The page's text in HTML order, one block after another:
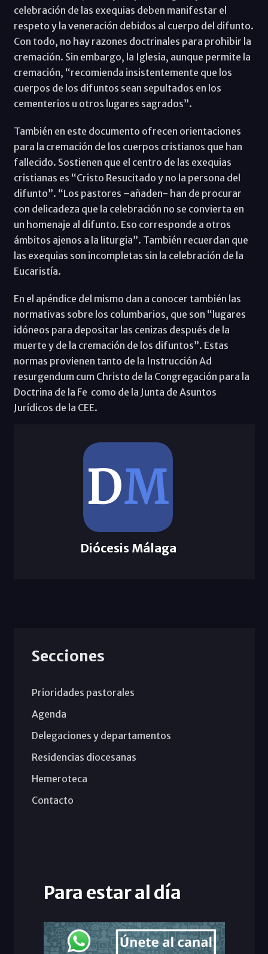
celebración de las exequias deben manifestar el
respeto y la veneración debidos al cuerpo del difunto.
Con todo, no hay razones doctrinales para prohibir la
cremación. Sin embargo, la Iglesia, aunque permite la
cremación, “recomienda insistentemente que los
cuerpos de los difuntos sean sepultados en los
cementerios u otros lugares sagrados”.
También en este documento ofrecen orientaciones
para la cremación de los cuerpos cristianos que han
fallecido. Sostienen que el centro de las exequias
cristianas es “Cristo Resucitado y no la persona del
difunto”. “Los pastores –añaden- han de procurar
con delicadeza que la celebración no se convierta en
un homenaje al difunto. Eso corresponde a otros
ámbitos ajenos a la liturgia”. También recuerdan que
las exequias son incompletas sin la celebración de la
Eucaristía.
En el apéndice del mismo dan a conocer también las
normativas sobre los columbarios, que son “lugares
idóneos para depositar las cenizas después de la
muerte y de la cremación de los difuntos”. Estas
normas provienen tanto de la Instrucción Ad
resurgendum cum Christo de la Congregación para la
Doctrina de la Fe como de la Junta de Asuntos
Jurídicos de la CEE.
Diócesis Málaga
Secciones
Prioridades pastorales
Agenda
Delegaciones y departamentos
Residencias diocesanas
Hemeroteca
Contacto
Para estar al día